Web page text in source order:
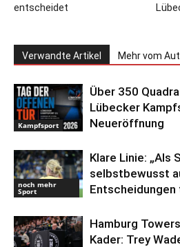
entscheidet
Verwandte Artikel Mehr vom
Kampfsport
Über 350
Lübecker
Neueröffnung
noch mehr
Sport
Klare Linie: „Als
selbstbewusst
Hamburg
Kader: Trey